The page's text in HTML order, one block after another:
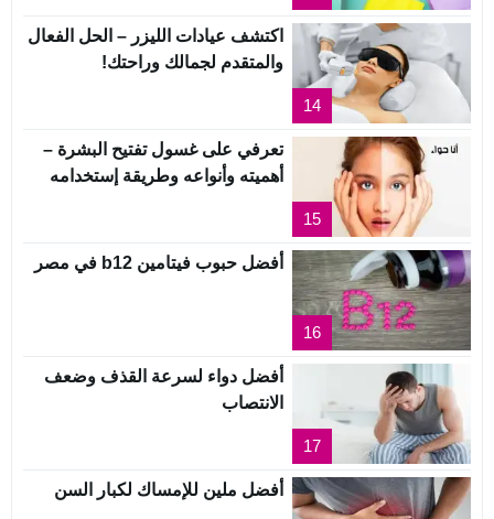
14
اكتشف عيادات الليزر – الحل الفعال
والمتقدم لجمالك وراحتك!
15
تعرفي على غسول تفتيح البشرة –
أهميته وأنواعه وطريقة إستخدامه
16
أفضل حبوب فيتامين b12 في مصر
17
أفضل دواء لسرعة القذف وضعف
الانتصاب
أفضل ملين للإمساك لكبار السن